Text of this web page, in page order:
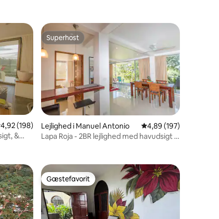
ud af 5 i gennemsnitlig bedømmelse, 198 omtaler
4,92 (198)
&
Superhost
Superhost
Lejlighed i Manuel Antonio 4,89 ud af 5 i
4,89 (197)
Lapa Roja - 2BR lejlighed med havudsigt i
Gæstefavorit
Gæstefavorit